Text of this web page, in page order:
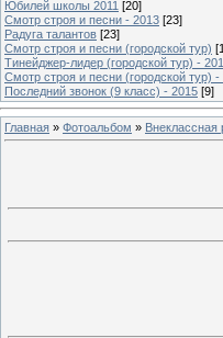
Юбилей школы 2011 [20]
Смотр строя и песни - 2013 [23]
Радуга талантов [23]
Смотр строя и песни (городской тур)
Тинейджер-лидер (городской тур) -
Смотр строя и песни (городской тур) -
Последний звонок (9 класс) - 2015 [9]
Главная » Фотоальбом » Внеклассная